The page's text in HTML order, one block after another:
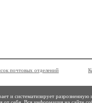
почтовых отделений
и систематизирует